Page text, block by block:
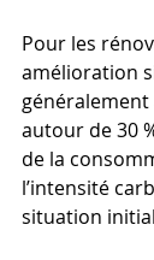
Pour les
amélioration
autour de 30
de la
l’intensité
situation